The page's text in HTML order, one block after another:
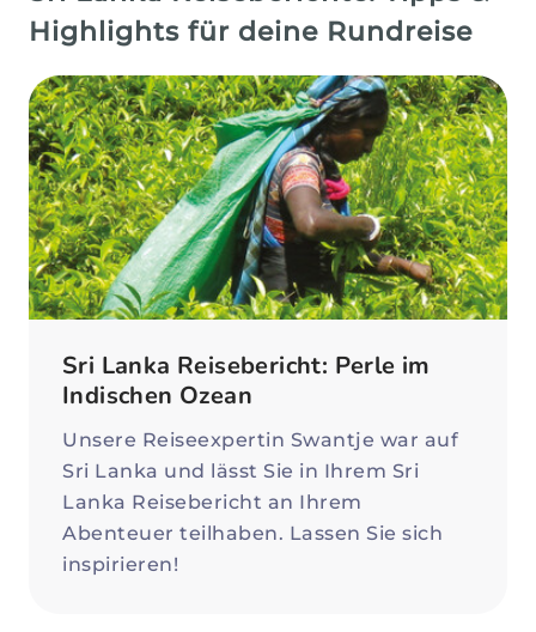
Highlights für deine Rundreise
Sri Lanka Reisebericht: Perle im
Indischen Ozean
Unsere Reiseexpertin Swantje war auf
Sri Lanka und lässt Sie in Ihrem Sri
Lanka Reisebericht an Ihrem
Abenteuer teilhaben. Lassen Sie sich
inspirieren!